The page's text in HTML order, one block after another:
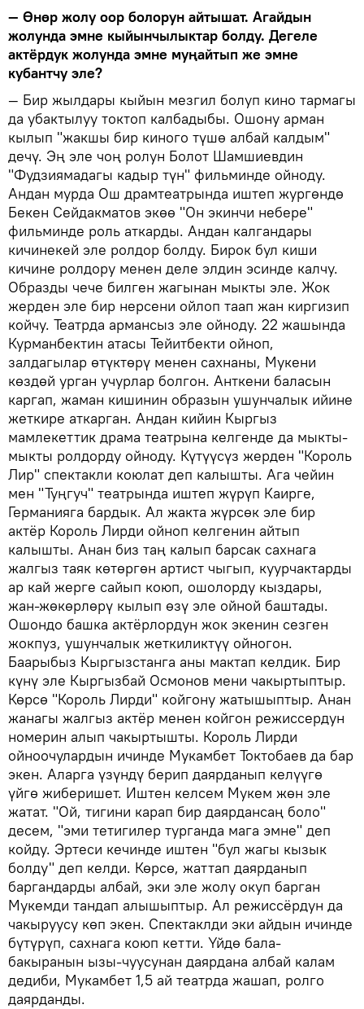
— Өнөр жолу оор болорун айтышат. Агайдын
жолунда эмне кыйынчылыктар болду. Дегеле
актёрдук жолунда эмне муңайтып же эмне
кубантчу эле?
— Бир жылдары кыйын мезгил болуп кино тармагы
да убактылуу токтоп калбадыбы. Ошону арман
кылып "жакшы бир киного түшө албай калдым"
дечү. Эң эле чоң ролун Болот Шамшиевдин
"Фудзиямадагы кадыр түн" фильминде ойноду.
Андан мурда Ош драмтеатрында иштеп жургөндө
Бекен Сейдакматов экөө "Он экинчи небере"
фильминде роль аткарды. Андан калгандары
кичинекей эле ролдор болду. Бирок бул киши
кичине ролдору менен деле элдин эсинде калчу.
Образды чече билген жагынан мыкты эле. Жок
жерден эле бир нерсени ойлоп таап жан киргизип
койчу. Театрда армансыз эле ойноду. 22 жашында
Курманбектин атасы Тейитбекти ойноп,
залдагылар өтүктөрү менен сахнаны, Мукени
көздөй урган учурлар болгон. Анткени баласын
каргап, жаман кишинин образын ушунчалык ийине
жеткире аткарган. Андан кийин Кыргыз
мамлекеттик драма театрына келгенде да мыкты-
мыкты ролдорду ойноду. Күтүүсүз жерден "Король
Лир" спектакли коюлат деп калышты. Ага чейин
мен "Туңгуч" театрында иштеп жүрүп Каирге,
Германияга бардык. Ал жакта жүрсөк эле бир
актёр Король Лирди ойноп келгенин айтып
калышты. Анан биз таң калып барсак сахнага
жалгыз таяк көтөргөн артист чыгып, куурчактарды
ар кай жерге сайып коюп, ошолорду кыздары,
жан-жөкөрлөрү кылып өзү эле ойной баштады.
Ошондо башка актёрлордун жок экенин сезген
жокпуз, ушунчалык жеткиликтүү ойногон.
Баарыбыз Кыргызстанга аны мактап келдик. Бир
күнү эле Кыргызбай Осмонов мени чакыртыптыр.
Көрсө "Король Лирди" койгону жатышыптыр. Анан
жанагы жалгыз актёр менен койгон режиссердун
номерин алып чакыртышты. Король Лирди
ойноочулардын ичинде Мукамбет Токтобаев да бар
экен. Аларга үзүндү берип даярданып келүүгө
үйгө жиберишет. Иштен келсем Мукем жөн эле
жатат. "Ой, тигини карап бир даярдансаң боло"
десем, "эми тетигилер турганда мага эмне" деп
койду. Эртеси кечинде иштен "бул жагы кызык
болду" деп келди. Көрсө, жаттап даярданып
баргандарды албай, эки эле жолу окуп барган
Мукемди тандап алышыптыр. Ал режиссёрдун да
чакыруусу көп экен. Спектаклди эки айдын ичинде
бүтүрүп, сахнага коюп кетти. Үйдө бала-
бакыранын ызы-чуусунан даярдана албай калам
дедиби, Мукамбет 1,5 ай театрда жашап, ролго
даярданды.